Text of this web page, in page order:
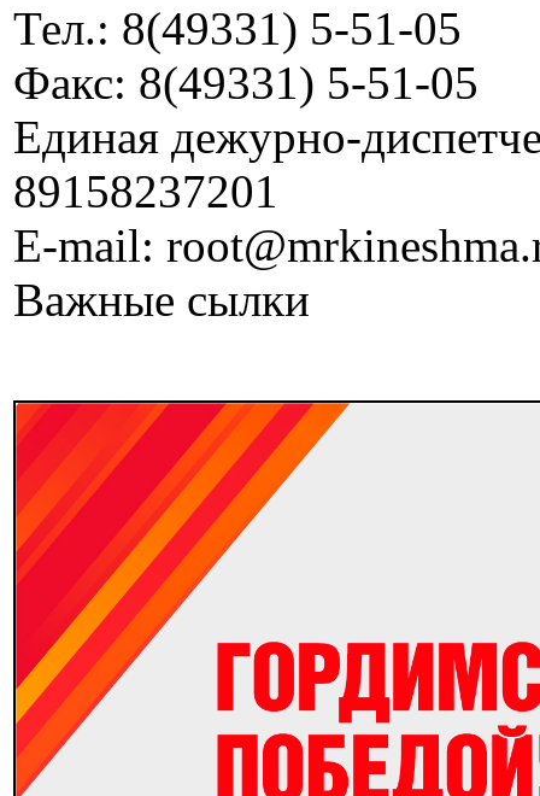
Тел.: 8(49331) 5-51-05
Факс: 8(49331) 5-51-05
Единая дежурно-
89158237201
E-mail:
Важные сылки